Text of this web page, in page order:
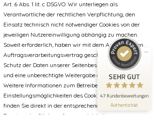
Art. 6 Abs. 1 lit. c DSGVO. Wir unterliegen als
Verantwortliche der rechtlichen Verpflichtung, den
Einsatz technisch nicht notwendiger Cookies von der
jeweiligen Nutzereinwilligung abhängig zu machen.
Soweit erforderlich, haben wir mit dem Anbieter einen
Auftragsverarbeitungsvertrag geschlossen, der den
Schutz der Daten unserer Seitenbesucher sicherstellt
und eine unberechtigte Weitergabe an Dritte untersagt.
Weitere Informationen zum Betreiber und den
Einstellungsmöglichkeiten des Cookie-Consent-Tools
finden Sie direkt in der entsprechenden
Benutzeroberfläche auf unserer Website.
SEHR GUT
47 Kundenbewertungen
Authentizität
100%
Empfehlungen auf
ProvenExpert.com
SEHR GUT
5,00 / 5,00
35
Bewertungen auf
ProvenExpert.com
12
anderen Quelle
Blick aufs ProvenExpert-Profil werfen